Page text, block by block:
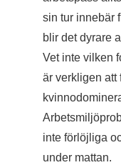
sin tur innebär
blir det dyrare
Vet inte vilken
är verkligen att
inte förlöjliga
under mattan.